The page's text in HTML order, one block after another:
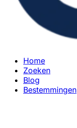
Home
Zoeken
Blog
Bestemmingen